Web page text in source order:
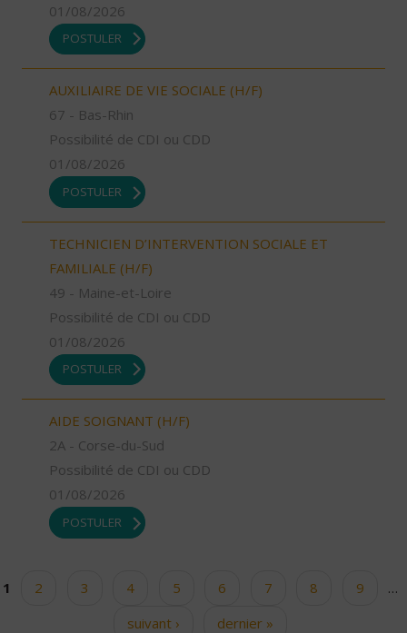
01/08/2026
POSTULER
AUXILIAIRE DE VIE SOCIALE (H/F)
67 - Bas-Rhin
Possibilité de CDI ou CDD
01/08/2026
POSTULER
TECHNICIEN D’INTERVENTION SOCIALE ET
FAMILIALE (H/F)
49 - Maine-et-Loire
Possibilité de CDI ou CDD
01/08/2026
POSTULER
AIDE SOIGNANT (H/F)
2A - Corse-du-Sud
Possibilité de CDI ou CDD
01/08/2026
POSTULER
Pages
1 2 3 4 5 6 7 8 9
…
suivant ›
dernier »